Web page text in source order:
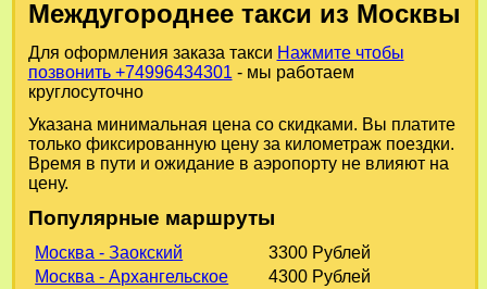
Междугороднее такси из Москвы
Для оформления заказа такси Нажмите чтобы
позвонить +74996434301 - мы работаем
круглосуточно
Указана минимальная цена со скидками. Вы платите
только фиксированную цену за километраж поездки.
Время в пути и ожидание в аэропорту не влияют на
цену.
Популярные маршруты
Москва - Заокский
3300 Рублей
Москва - Архангельское
4300 Рублей